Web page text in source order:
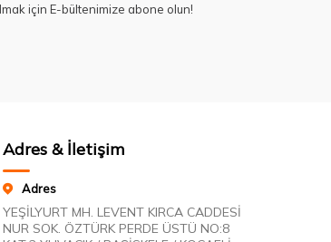
için E-bültenimize abone olun!
Adres & İletişim
Adres
YEŞİLYURT MH. LEVENT KIRCA CADDESİ
NUR SOK. ÖZTÜRK PERDE ÜSTÜ NO:8